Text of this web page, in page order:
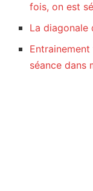
fois, on est
La
séance dans